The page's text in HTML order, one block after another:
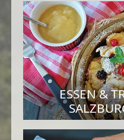
ESSEN &